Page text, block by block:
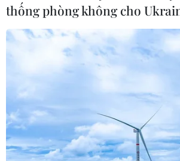
thống phòng không cho